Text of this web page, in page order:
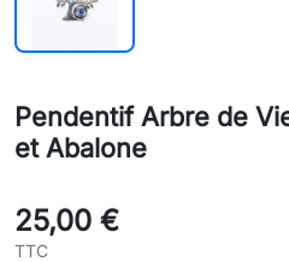
Pendentif Arbre de
et Abalone
25,00 €
TTC